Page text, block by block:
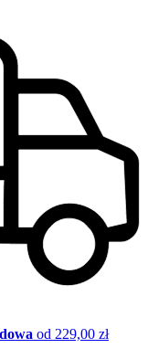
od 229,00 zł